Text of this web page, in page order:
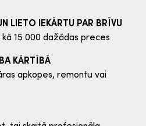
LIETO IEKĀRTU PAR BRĪVU
15 000 dažādas preces
KĀRTĪBĀ
apkopes, remontu vai